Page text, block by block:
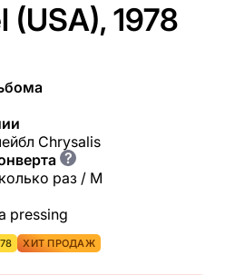
(USA), 1978
Chrysalis
?
раз / M
pressing
ХИТ ПРОДАЖ